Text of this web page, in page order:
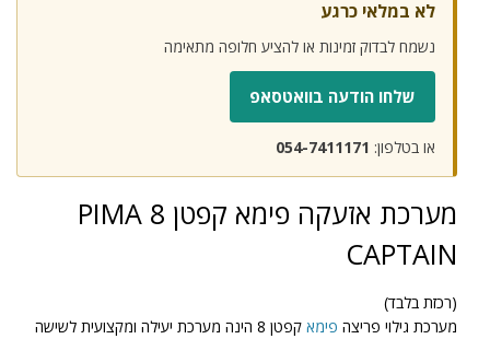
לא במלאי כרגע
נשמח לבדוק זמינות או להציע חלופה מתאימה
שלחו הודעה בוואטסאפ
או בטלפון: 054-7411171
מערכת אזעקה פימא קפטן 8 PIMA
CAPTAIN
(רכזת בלבד)
מערכת גילוי פריצה פימא
קפטן 8 הינה מערכת יעילה ומקצועית לשישה